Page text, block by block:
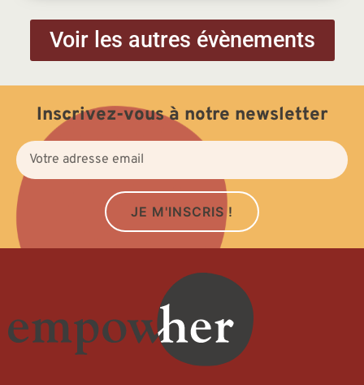
Voir les autres évènements
Inscrivez-vous à notre newsletter
JE M'INSCRIS !